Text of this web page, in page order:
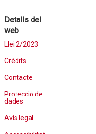
Detalls del
web
Llei 2/2023
Crèdits
Contacte
Protecció de
dades
Avís legal